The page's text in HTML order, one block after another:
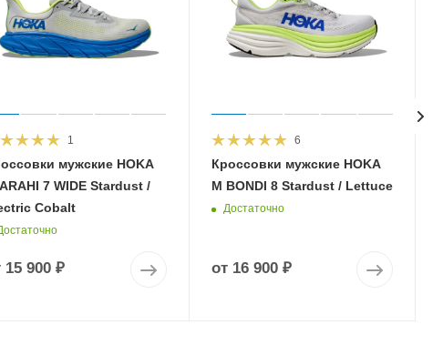
1
мужские HOKA
7 WIDE Stardust /
Cobalt
15 900 ₽
6
Кроссовки мужские HOKA
M BONDI 8 Stardust / Lettuce
Достаточно
от 16 900 ₽